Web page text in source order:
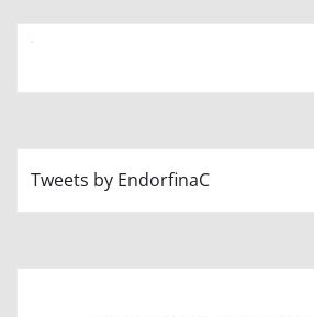
Tweets by EndorfinaC